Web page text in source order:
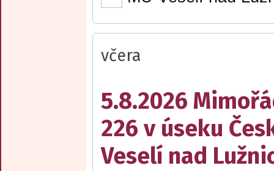
včera
5.8.2026
226 v úseku
Veselí nad